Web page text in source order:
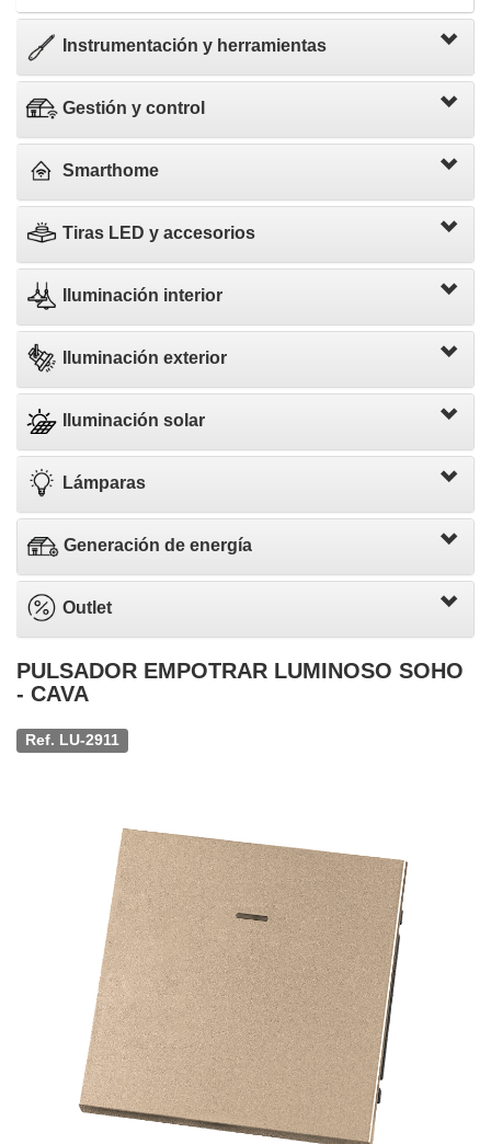
Instrumentación y herramientas
Gestión y control
Smarthome
Tiras LED y accesorios
Iluminación interior
Iluminación exterior
Iluminación solar
Lámparas
Generación de energía
Outlet
PULSADOR EMPOTRAR LUMINOSO SOHO
- CAVA
Ref. LU-2911